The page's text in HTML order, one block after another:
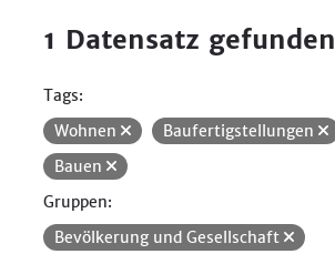
1 Datensatz gefunden
Tags:
Wohnen
Baufertigstellungen
Bauen
Gruppen:
Bevölkerung und Gesellschaft